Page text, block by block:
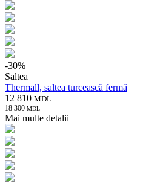
-30%
Saltea
Thermall, saltea turcească fermă
12 810 MDL
18 300 MDL
Mai multe detalii